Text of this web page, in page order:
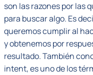
son las razones por las
para buscar algo. Es
queremos cumplir al
y obtenemos por
resultado. También
intent, es uno de los